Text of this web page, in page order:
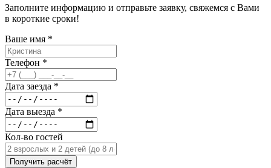
Заполните информацию и отправьте заявку, свяжемся с Вами
в короткие сроки!
Ваше имя *
Телефон *
Дата заезда *
Дата выезда *
Кол-во гостей
Получить расчёт